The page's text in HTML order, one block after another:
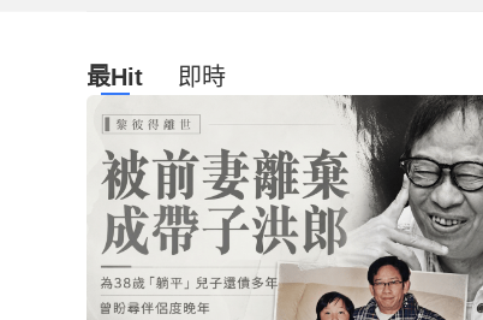
最Hit 即時